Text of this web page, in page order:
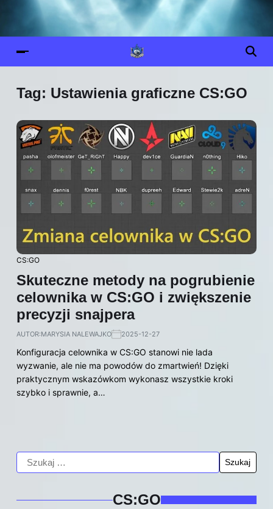
Tag: Ustawienia graficzne CS:GO
CS:GO
Skuteczne metody na pogrubienie
celownika w CS:GO i zwiększenie
precyzji snajpera
AUTOR:MARYSIA NALEWAJKO 2025-12-27
Konfiguracja celownika w CS:GO stanowi nie lada
wyzwanie, ale nie ma powodów do zmartwień! Dzięki
praktycznym wskazówkom wykonasz wszystkie kroki
szybko i sprawnie, a…
CS:GO